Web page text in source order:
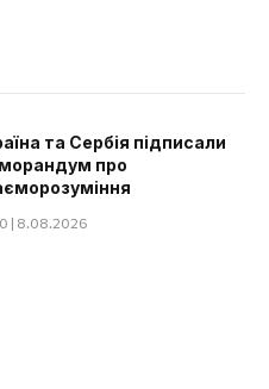
та Сербія підписали
про
| 8.08.2026